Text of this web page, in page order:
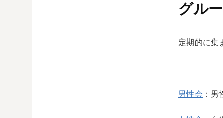
グル
定期的に集
男性会 ：